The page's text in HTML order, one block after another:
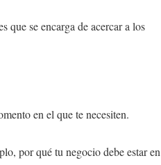
que se encarga de acercar a los
en el que te necesiten.
por qué tu negocio debe estar en